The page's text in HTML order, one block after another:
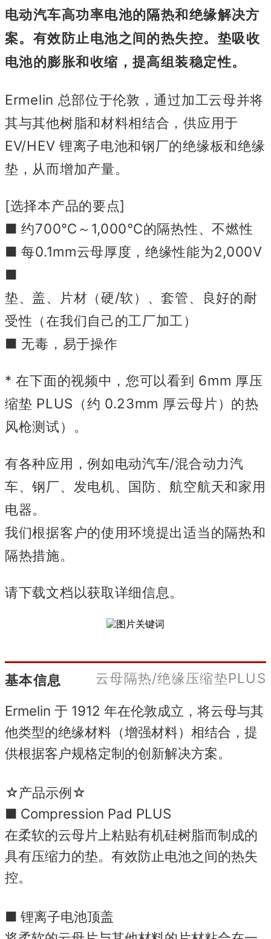
电动汽车高功率电池的隔热和绝缘解决方
案。 有效防止电池之间的热失控。 垫吸收
电池的膨胀和收缩，提高组装稳定性。
Ermelin 总部位于伦敦，通过加工云母并将
其与其他树脂和材料相结合，供应用于
EV/HEV 锂离子电池和钢厂的绝缘板和绝缘
垫，从而增加产量。
[选择本产品的要点]
■ 约700℃～1,000℃的隔热性、不燃性
■ 每0.1mm云母厚度，绝缘性能为2,000V
■
垫、盖、片材（硬/软）、套管、良好的耐
受性（在我们自己的工厂加工）
■ 无毒，易于操作
* 在下面的视频中，您可以看到 6mm 厚压
缩垫 PLUS（约 0.23mm 厚云母片）的热
风枪测试）。
有各种应用，例如电动汽车/混合动力汽
车、钢厂、发电机、国防、航空航天和家用
电器。
我们根据客户的使用环境提出适当的隔热和
隔热措施。
请下载文档以获取详细信息。
基本信息
云母隔热/绝缘压缩垫PLUS
Ermelin 于 1912 年在伦敦成立，将云母与其
他类型的绝缘材料（增强材料）相结合，提
供根据客户规格定制的创新解决方案。
☆产品示例☆
■ Compression Pad PLUS
在柔软的云母片上粘贴有机硅树脂而制成的
具有压缩力的垫。 有效防止电池之间的热失
控。
■ 锂离子电池顶盖